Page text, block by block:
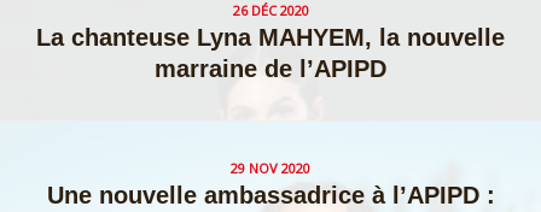
26 DÉC 2020
La chanteuse Lyna MAHYEM, la nouvelle
marraine de l’APIPD
29 NOV 2020
Une nouvelle ambassadrice à l’APIPD :